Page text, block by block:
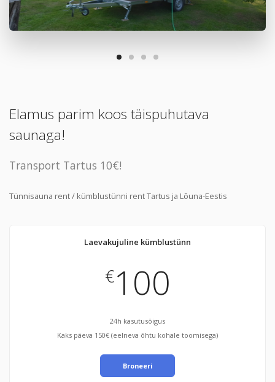
Elamus parim koos täispuhutava
saunaga!
Transport Tartus 10€!
Tünnisauna rent / kümblustünni rent Tartus ja Lõuna-Eestis
Laevakujuline kümblustünn
€100
24h kasutusõigus
Kaks päeva 150€ (eelneva õhtu kohale toomisega)
Broneeri